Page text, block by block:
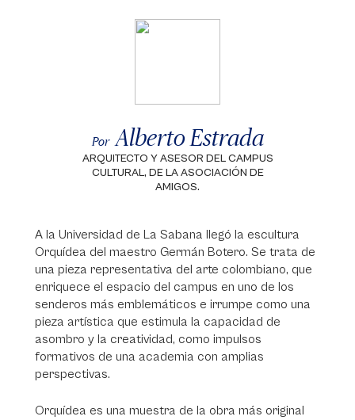
Por Alberto Estrada
ARQUITECTO Y ASESOR DEL CAMPUS
CULTURAL, DE LA ASOCIACIÓN DE
AMIGOS.
A la Universidad de La Sabana llegó la escultura
Orquídea del maestro Germán Botero. Se trata de
una pieza representativa del arte colombiano, que
enriquece el espacio del campus en uno de los
senderos más emblemáticos e irrumpe como una
pieza artística que estimula la capacidad de
asombro y la creatividad, como impulsos
formativos de una academia con amplias
perspectivas.
Orquídea es una muestra de la obra más original